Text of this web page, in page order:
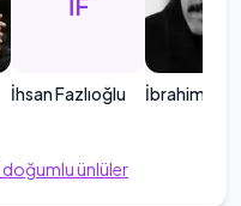
İhsan Fazlıoğlu İbrahim
doğumlu ünlüler